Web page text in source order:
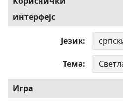
интерфејс
Језик
Тема
Игра